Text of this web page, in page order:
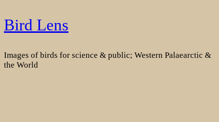
Skip
to
Bird Lens
Images of birds for science & public; Western Palaearctic &
the World